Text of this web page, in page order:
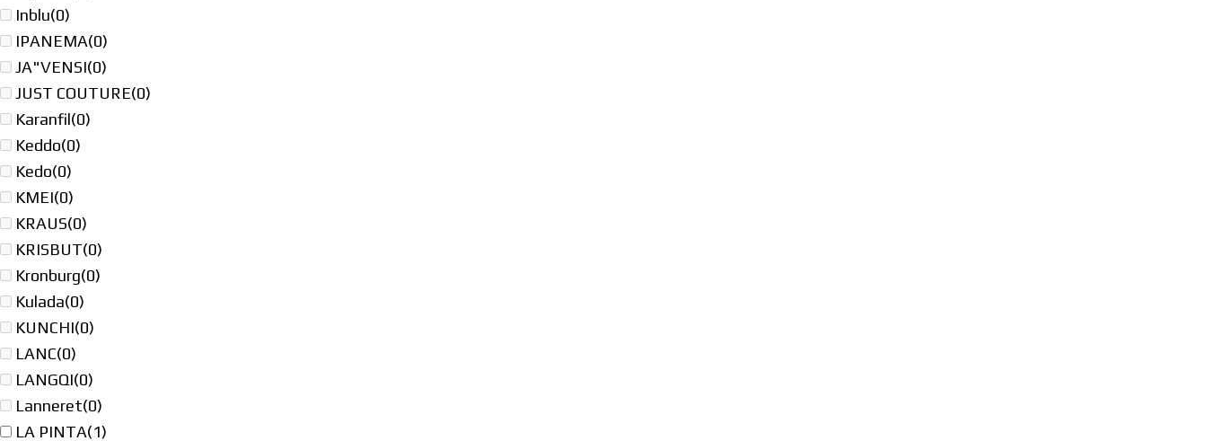
Inblu(0)
IPANEMA(0)
JA"VENSI(0)
JUST COUTURE(0)
Karanfil(0)
Keddo(0)
Kedo(0)
KMEI(0)
KRAUS(0)
KRISBUT(0)
Kronburg(0)
Kulada(0)
KUNCHI(0)
LANC(0)
LANGQI(0)
Lanneret(0)
LA PINTA(1)